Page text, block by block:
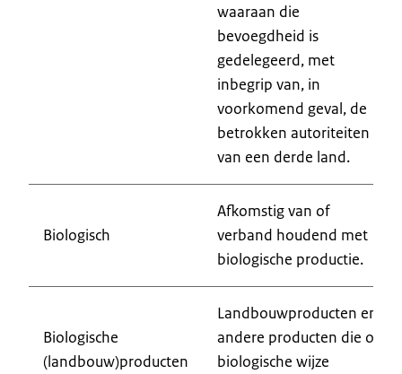
waaraan die
bevoegdheid is
gedelegeerd, met
inbegrip van, in
voorkomend geval, de
betrokken autoriteiten
van een derde land.
Biologisch
Afkomstig van of
verband houdend met
biologische productie.
Biologische
(landbouw)producten
Landbouwproducten en
andere producten die op
biologische wijze